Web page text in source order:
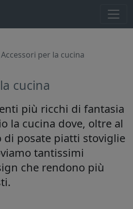
Accessori per la cucina
cucina
più ricchi di fantasia
la cucina dove, oltre al
di posate piatti stoviglie
tantissimi
che rendono più